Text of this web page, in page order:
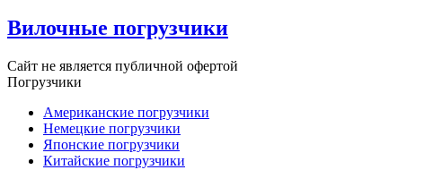
Вилочные погрузчики
Сайт не является публичной офертой
Погрузчики
Американские погрузчики
Немецкие погрузчики
Японские погрузчики
Китайские погрузчики